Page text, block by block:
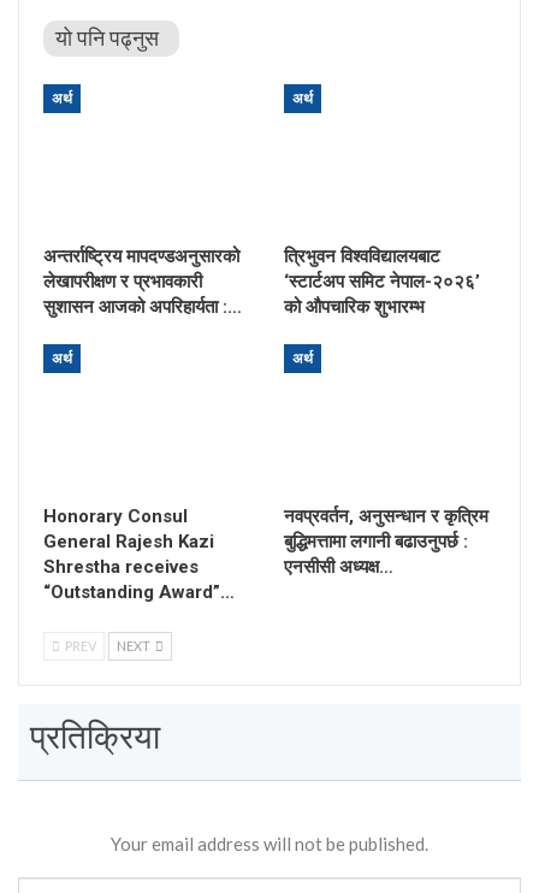
यो पनि पढ्नुस
अर्थ
अन्तर्राष्ट्रिय मापदण्डअनुसारको
लेखापरीक्षण र प्रभावकारी
सुशासन आजको अपरिहार्यता :…
अर्थ
त्रिभुवन विश्वविद्यालयबाट
‘स्टार्टअप समिट नेपाल-२०२६’
को औपचारिक शुभारम्भ
अर्थ
Honorary Consul
General Rajesh Kazi
Shrestha receives
“Outstanding Award”…
अर्थ
नवप्रवर्तन, अनुसन्धान र कृत्रिम
बुद्धिमत्तामा लगानी बढाउनुपर्छ :
एनसीसी अध्यक्ष…
PREV NEXT
प्रतिक्रिया
Your email address will not be published.